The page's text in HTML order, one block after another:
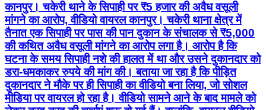
कानपुर। चकेरी थाने के सिपाही पर ₹5 हजार की अवैध वसूली
मांगने का आरोप, वीडियो वायरल कानपुर। चकेरी थाना क्षेत्र में
तैनात एक सिपाही पर पास की पान दुकान के संचालक से ₹5,000
की कथित अवैध वसूली मांगने का आरोप लगा है। आरोप है कि
घटना के समय सिपाही नशे की हालत में था और उसने दुकानदार को
डरा-धमकाकर रुपये की मांग की। बताया जा रहा है कि पीड़ित
दुकानदार ने मौके पर ही सिपाही का वीडियो बना लिया, जो सोशल
मीडिया पर वायरल हो रहा है। वीडियो सामने आने के बाद मामले को